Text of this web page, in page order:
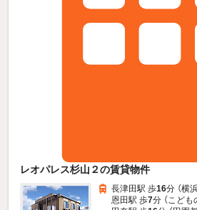
レオパレス杉山２の賃貸物件
長津田駅 歩16分 （横
恩田駅 歩7分 （こども